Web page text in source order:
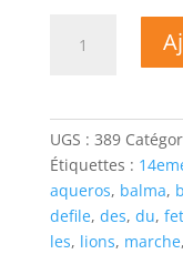
région
terre
Sud
Ouest
UGS : 389
Étiquettes :
aqueros, balma,
defile, des, du,
les, lions, marche,